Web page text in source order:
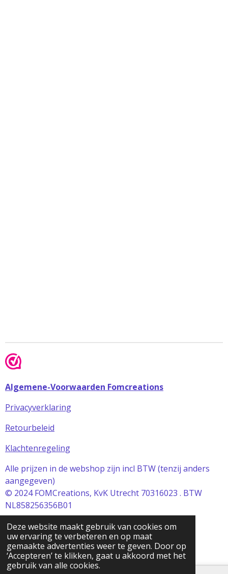
Deze website maakt gebruik van cookies om
uw ervaring te verbeteren en op maat
gemaakte advertenties weer te geven. Door op
‘Accepteren’ te klikken, gaat u akkoord met het
gebruik van alle cookies.
Algemene-Voorwaarden Fomcreations
Privacyverklaring
Retourbeleid
Klachtenregeling
Alle prijzen in de webshop zijn incl BTW (tenzij anders
aangegeven)
© 2024 FOMCreations, KvK Utrecht 70316023 . BTW
NL858256356B01
Powered byJouwWeb